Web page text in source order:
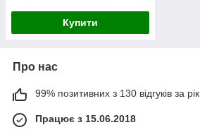
Купити
Про нас
99% позитивних з 130 відгуків за рік
Працює з 15.06.2018